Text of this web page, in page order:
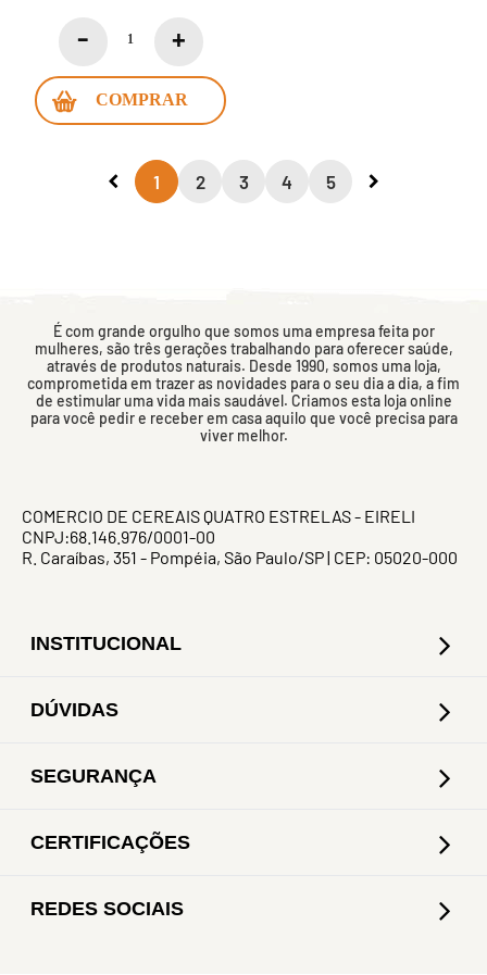
COMPRAR
1 2 3 4 5
É com grande orgulho que somos uma empresa feita por
mulheres, são três gerações trabalhando para oferecer saúde,
através de produtos naturais. Desde 1990, somos uma loja,
comprometida em trazer as novidades para o seu dia a dia, a fim
de estimular uma vida mais saudável. Criamos esta loja online
para você pedir e receber em casa aquilo que você precisa para
viver melhor.
COMERCIO DE CEREAIS QUATRO ESTRELAS - EIRELI
CNPJ:68.146.976/0001-00
R. Caraíbas, 351 - Pompéia, São Paulo/SP | CEP: 05020-000
INSTITUCIONAL
DÚVIDAS
SEGURANÇA
CERTIFICAÇÕES
REDES SOCIAIS